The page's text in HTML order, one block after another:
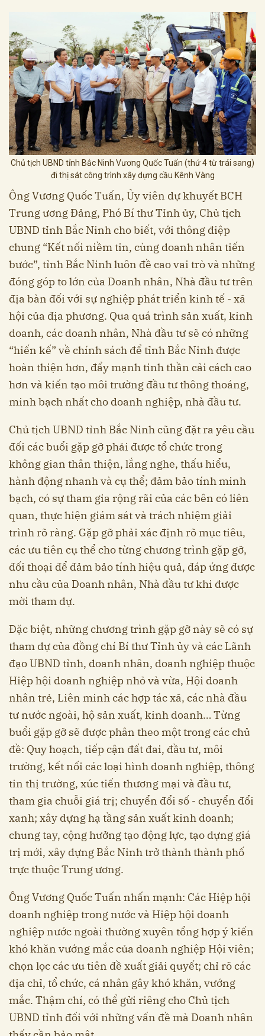
Chủ tịch UBND tỉnh Bắc Ninh Vương Quốc Tuấn (thứ 4 từ trái sang)
đi thị sát công trình xây dựng cầu Kênh Vàng
Ông Vương Quốc Tuấn, Ủy viên dự khuyết BCH
Trung ương Đảng, Phó Bí thư Tỉnh ủy, Chủ tịch
UBND tỉnh Bắc Ninh cho biết, với thông điệp
chung “Kết nối niềm tin, cùng doanh nhân tiến
bước”, tỉnh Bắc Ninh luôn đề cao vai trò và những
đóng góp to lớn của Doanh nhân, Nhà đầu tư trên
địa bàn đối với sự nghiệp phát triển kinh tế - xã
hội của địa phương. Qua quá trình sản xuất, kinh
doanh, các doanh nhân, Nhà đầu tư sẽ có những
“hiến kế” về chính sách để tỉnh Bắc Ninh được
hoàn thiện hơn, đẩy mạnh tinh thần cải cách cao
hơn và kiến tạo môi trường đầu tư thông thoáng,
minh bạch nhất cho doanh nghiệp, nhà đầu tư.
Chủ tịch UBND tỉnh Bắc Ninh cũng đặt ra yêu cầu
đối các buổi gặp gỡ phải được tổ chức trong
không gian thân thiện, lắng nghe, thấu hiểu,
hành động nhanh và cụ thể; đảm bảo tính minh
bạch, có sự tham gia rộng rãi của các bên có liên
quan, thực hiện giám sát và trách nhiệm giải
trình rõ ràng. Gặp gỡ phải xác định rõ mục tiêu,
các ưu tiên cụ thể cho từng chương trình gặp gỡ,
đối thoại để đảm bảo tính hiệu quả, đáp ứng được
nhu cầu của Doanh nhân, Nhà đầu tư khi được
mời tham dự.
Đặc biệt, những chương trình gặp gỡ này sẽ có sự
tham dự của đồng chí Bí thư Tỉnh ủy và các Lãnh
đạo UBND tỉnh, doanh nhân, doanh nghiệp thuộc
Hiệp hội doanh nghiệp nhỏ và vừa, Hội doanh
nhân trẻ, Liên minh các hợp tác xã, các nhà đầu
tư nước ngoài, hộ sản xuất, kinh doanh… Từng
buổi gặp gỡ sẽ được phân theo một trong các chủ
đề: Quy hoạch, tiếp cận đất đai, đầu tư, môi
trường, kết nối các loại hình doanh nghiệp, thông
tin thị trường, xúc tiến thương mại và đầu tư,
tham gia chuỗi giá trị; chuyển đổi số - chuyển đổi
xanh; xây dựng hạ tầng sản xuất kinh doanh;
chung tay, cộng hưởng tạo động lực, tạo dựng giá
trị mới, xây dựng Bắc Ninh trở thành thành phố
trực thuộc Trung ương.
Ông Vương Quốc Tuấn nhấn mạnh: Các Hiệp hội
doanh nghiệp trong nước và Hiệp hội doanh
nghiệp nước ngoài thường xuyên tổng hợp ý kiến
khó khăn vướng mắc của doanh nghiệp Hội viên;
chọn lọc các ưu tiên đề xuất giải quyết; chỉ rõ các
địa chỉ, tổ chức, cá nhân gây khó khăn, vướng
mắc. Thậm chí, có thể gửi riêng cho Chủ tịch
UBND tỉnh đối với những vấn đề mà Doanh nhân